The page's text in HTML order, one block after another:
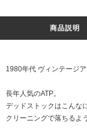
商品説明
1980年代 ヴィンテージ
長年人気のATP。
デッドストックはこんな
クリーニングで落ちるよ